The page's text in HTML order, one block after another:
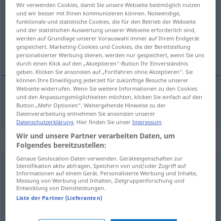
Übersicht aller Übersetzungen
(Für mehr Details die Übersetzung anklicken/antippen)
flabet, fræk
flabet,fræk pampig
Synonyme für "pampig"
breiig
ungesittet,unmanierlich,unartig
Wir verwenden Cookies, damit Sie unsere Webseite bestmöglich nutzen
und wir besser mit Ihnen kommunizieren können. Notwendige,
funktionale und statistische Cookies, die für den Betrieb der Webseite
und der statistischen Auswertung unserer Webseite erforderlich sind,
werden auf Grundlage unserer Vorauswahl immer auf Ihrem Endgerät
gespeichert. Marketing-Cookies und Cookies, die der Bereitstellung
personalisierter Werbung dienen, werden nur gespeichert, wenn Sie uns
durch einen Klick auf den „Akzeptieren“-Button Ihr Einverständnis
geben. Klicken Sie ansonsten auf „Fortfahren ohne Akzeptieren“. Sie
können Ihre Einwilligung jederzeit für zukünftige Besuche unserer
Webseite widerrufen. Wenn Sie weitere Informationen zu den Cookies
und den Anpassungsmöglichkeiten möchten, klicken Sie einfach auf den
Button „Mehr Optionen“. Weitergehende Hinweise zu der
Datenverarbeitung entnehmen Sie ansonsten unserer
Datenschutzerklärung. Hier finden Sie unserImpressum.
Wir und unsere Partner verarbeiten Daten, um
Folgendes bereitzustellen:
Genaue Geolocation-Daten verwenden. Geräteeigenschaften zur
Identifikation aktiv abfragen. Speichern von und/oder Zugriff auf
Informationen auf einem Gerät. Personalisierte Werbung und Inhalte,
Messung von Werbung und Inhalten, Zielgruppenforschung und
Entwicklung von Dienstleistungen.
Liste der Partner (Lieferanten)